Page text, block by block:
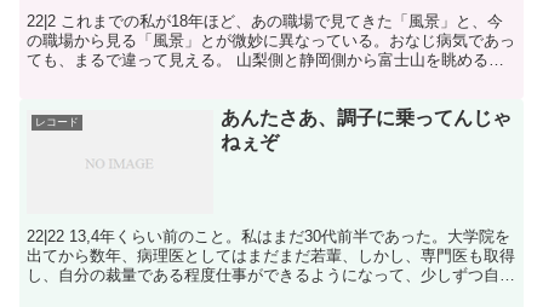
22|2 これまでの私が18年ほど、あの職場で見てきた「風景」と、今
の職場から見る「風景」とが微妙に異なっている。おなじ病気であっ
ても、まるで違って見える。 山梨側と静岡側から富士山を眺めると
レコード
あんたさあ、調子に乗ってんじゃ
ねぇぞ
22|22 13,4年くらい前のこと。私はまだ30代前半であった。大学院を
出てから数年、病理医としてはまだまだ若輩、しかし、専門医も取得
し、自分の裁量である程度仕事ができるようになって、少しずつ自信